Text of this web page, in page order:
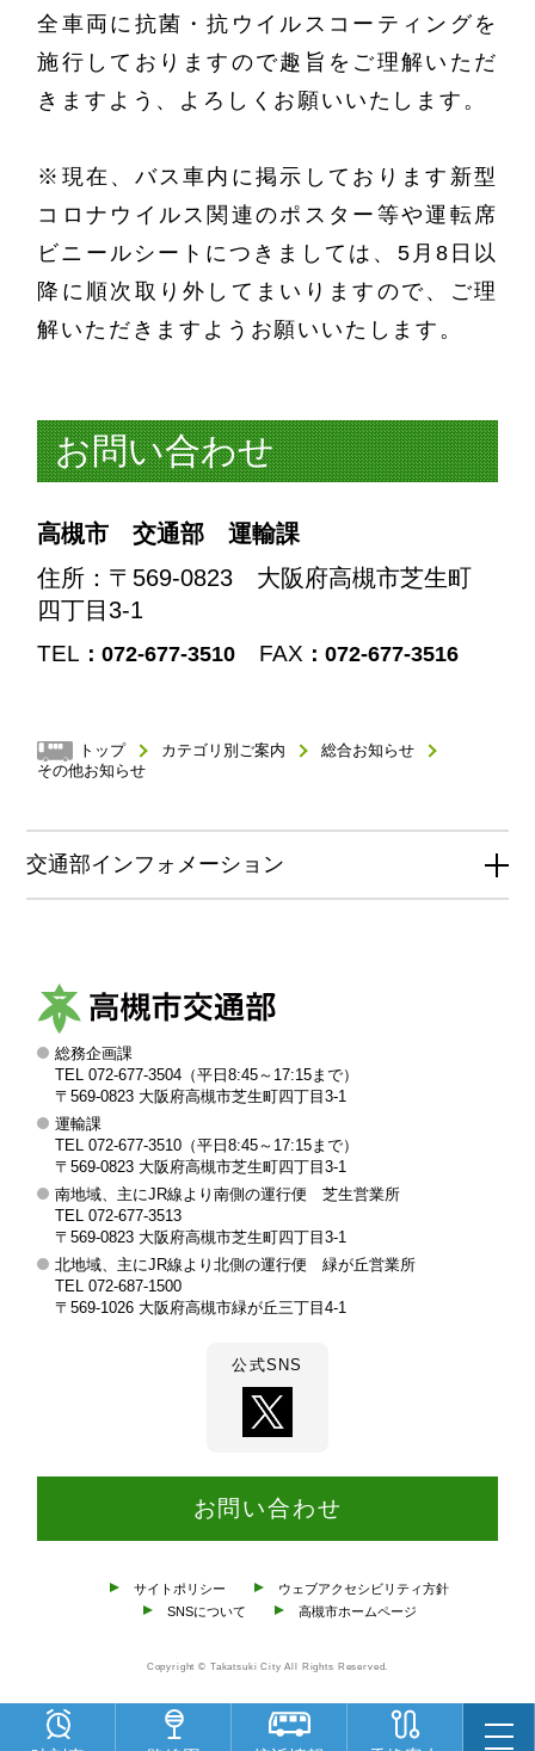
全車両に抗菌・抗ウイルスコーティングを
施行しておりますので趣旨をご理解いただ
きますよう、よろしくお願いいたします。
※現在、バス車内に掲示しております新型
コロナウイルス関連のポスター等や運転席
ビニールシートにつきましては、5月8日以
降に順次取り外してまいりますので、ご理
解いただきますようお願いいたします。
お問い合わせ
高槻市 交通部 運輸課
住所 ：〒569-0823 大阪府高槻市芝生町
四丁目3-1
TEL ：072-677-3510 FAX ：072-677-3516
トップ カテゴリ別ご案内
総合お知らせ
その他お知らせ
交通部インフォメーション
槻
交
通
部
総務企画課
TEL 072-677-3504（平日8:45～17:15まで）
〒569-0823 大阪府高槻市芝生町四丁目3-1
運輸課
TEL 072-677-3510（平日8:45～17:15まで）
〒569-0823 大阪府高槻市芝生町四丁目3-1
南地域、主にJR線より南側の運行便 芝生営業所
TEL 072-677-3513
〒569-0823 大阪府高槻市芝生町四丁目3-1
北地域、主にJR線より北側の運行便 緑が丘営業所
TEL 072-687-1500
〒569-1026 大阪府高槻市緑が丘三丁目4-1
公式SNS
お問い合わせ
サイトポリシー
ウェブアクセシビリティ方針
SNSについて
高槻市ホームページ
Copyright © Takatsuki City All Rights Reserved.